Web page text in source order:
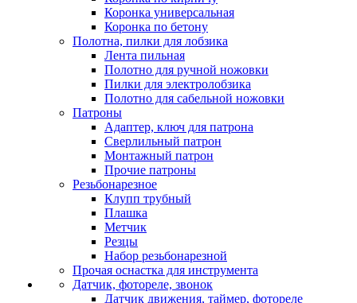
Коронка универсальная
Коронка по бетону
Полотна, пилки для лобзика
Лента пильная
Полотно для ручной ножовки
Пилки для электролобзика
Полотно для сабельной ножовки
Патроны
Адаптер, ключ для патрона
Сверлильный патрон
Монтажный патрон
Прочие патроны
Резьбонарезное
Клупп трубный
Плашка
Метчик
Резцы
Набор резьбонарезной
Прочая оснастка для инструмента
Датчик, фотореле, звонок
Датчик движения, таймер, фотореле